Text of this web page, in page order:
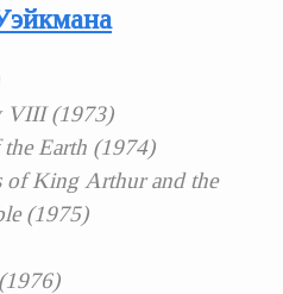
VIII (1973)
Earth (1974)
of King Arthur and the
(1975)